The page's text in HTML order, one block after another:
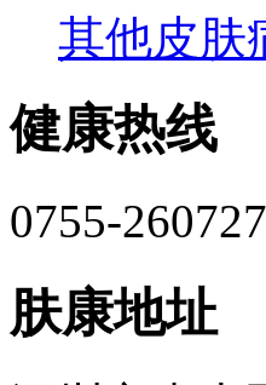
其他皮肤
健康热线
0755-
肤康地址